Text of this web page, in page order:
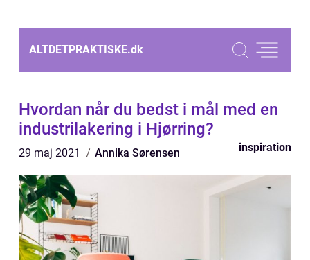
ALTDETPRAKTISKE.dk
Hvordan når du bedst i mål med en
industrilakering i Hjørring?
29 maj 2021 Annika Sørensen inspiration